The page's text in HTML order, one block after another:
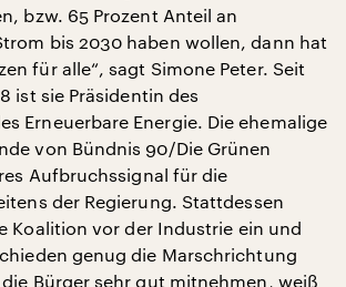
bzw. 65 Prozent Anteil an
bis 2030 haben wollen, dann hat
für alle“, sagt Simone Peter. Seit
ist sie Präsidentin des
Erneuerbare Energie. Die ehemalige
von Bündnis 90/Die Grünen
Aufbruchssignal für die
der Regierung. Stattdessen
Koalition vor der Industrie ein und
genug die Marschrichtung
Bürger sehr gut mitnehmen, weiß